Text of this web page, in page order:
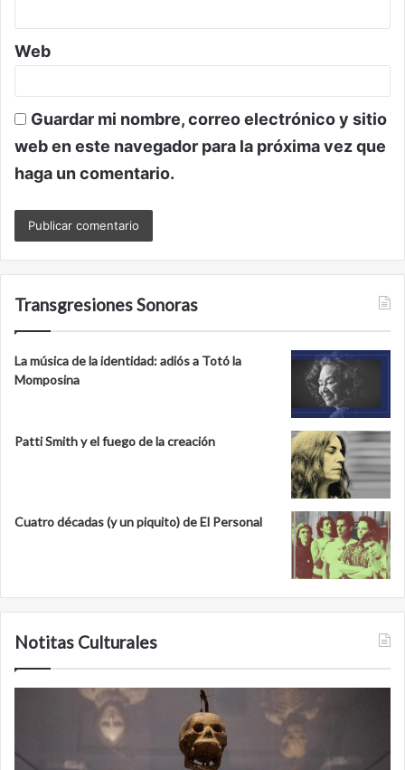
Web
Guardar mi nombre, correo electrónico y sitio
web en este navegador para la próxima vez que
haga un comentario.
Transgresiones Sonoras
La música de la identidad: adiós a Totó la
Momposina
Patti Smith y el fuego de la creación
Cuatro décadas (y un piquito) de El Personal
Notitas Culturales
con